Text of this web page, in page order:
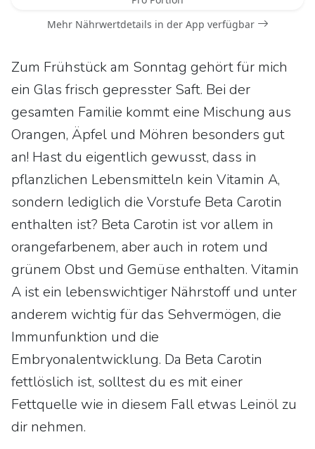
Mehr Nährwertdetails in der App verfügbar
Zum Frühstück am Sonntag gehört für mich
ein Glas frisch gepresster Saft. Bei der
gesamten Familie kommt eine Mischung aus
Orangen, Äpfel und Möhren besonders gut
an! Hast du eigentlich gewusst, dass in
pflanzlichen Lebensmitteln kein Vitamin A,
sondern lediglich die Vorstufe Beta Carotin
enthalten ist? Beta Carotin ist vor allem in
orangefarbenem, aber auch in rotem und
grünem Obst und Gemüse enthalten. Vitamin
A ist ein lebenswichtiger Nährstoff und unter
anderem wichtig für das Sehvermögen, die
Immunfunktion und die
Embryonalentwicklung. Da Beta Carotin
fettlöslich ist, solltest du es mit einer
Fettquelle wie in diesem Fall etwas Leinöl zu
dir nehmen.